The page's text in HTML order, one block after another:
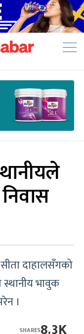
सीता दाहालसँगको
स्थानीय भावुक
।
SHARES